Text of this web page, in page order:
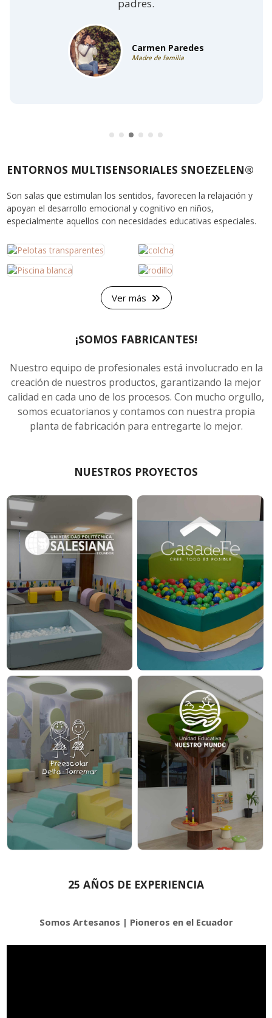
padres.
Carmen Paredes
Madre de familia
ENTORNOS MULTISENSORIALES SNOEZELEN®
Son salas que estimulan los sentidos, favorecen la relajación y
apoyan el desarrollo emocional y cognitivo en niños,
especialmente aquellos con necesidades educativas especiales.
Ver más
¡SOMOS FABRICANTES!
Nuestro equipo de profesionales está involucrado en la
creación de nuestros productos, garantizando la mejor
calidad en cada uno de los procesos. Con mucho orgullo,
somos ecuatorianos y contamos con nuestra propia
planta de fabricación para entregarte lo mejor.
NUESTROS PROYECTOS
25 AÑOS DE EXPERIENCIA
Somos Artesanos | Pioneros en el Ecuador